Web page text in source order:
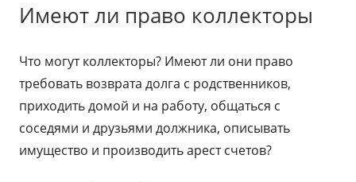
Имеют ли право коллекторы
Что могут коллекторы? Имеют ли они право
требовать возврата долга с родственников,
приходить домой и на работу, общаться с
соседями и друзьями должника, описывать
имущество и производить арест счетов?